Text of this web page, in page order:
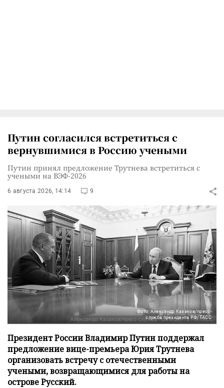
Путин согласился встретиться с
вернувшимися в Россию учеными
Путин принял предложение Трутнева встретиться с
учеными на ВЭФ-2026
6 августа 2026, 14:14 9
Фото: Александр Казаков/пресс-
служба президента РФ/ТАСС
Президент России Владимир Путин поддержал
предложение вице-премьера Юрия Трутнева
организовать встречу с отечественными
учеными, возвращающимися для работы на
острове Русский.